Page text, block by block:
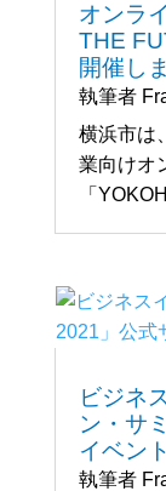
オンラ
THE
開催し
執筆者
横浜市は
業向けオ
「
ビジネ
ン・サ
イベン
執筆者